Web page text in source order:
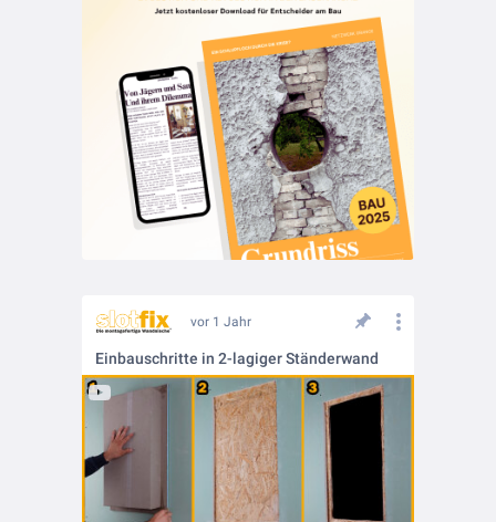
vor 1 Jahr
Einbauschritte in 2-lagiger Ständerwand